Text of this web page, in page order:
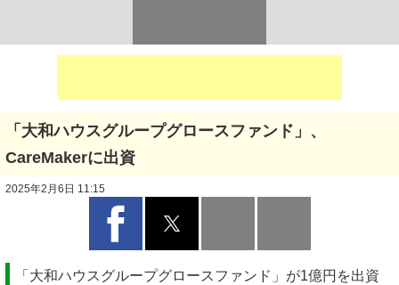
「大和ハウスグループグロースファンド」、
CareMakerに出資
2025年2月6日 11:15
「大和ハウスグループグロースファンド」が1億円を出資